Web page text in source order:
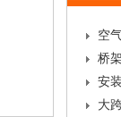
空
桥
安
大